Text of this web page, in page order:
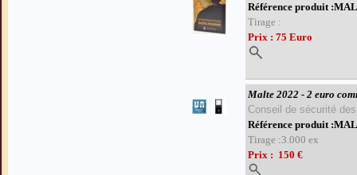
Référence produit
Tirage :
Prix : 75 Euro
Malte 2022 - 2 euro
Conseil de sécurité
Référence produit
Tirage :3.000 ex
Prix : 150 €